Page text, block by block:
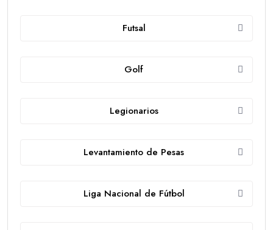
Futsal
Golf
Legionarios
Levantamiento de Pesas
Liga Nacional de Fútbol